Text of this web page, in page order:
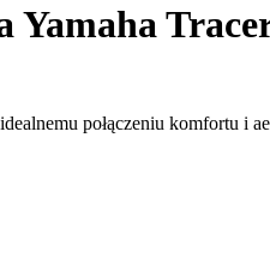
połączeniu komfortu i